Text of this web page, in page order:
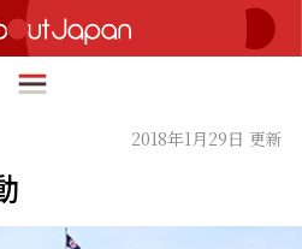
2018年1月29日 更新